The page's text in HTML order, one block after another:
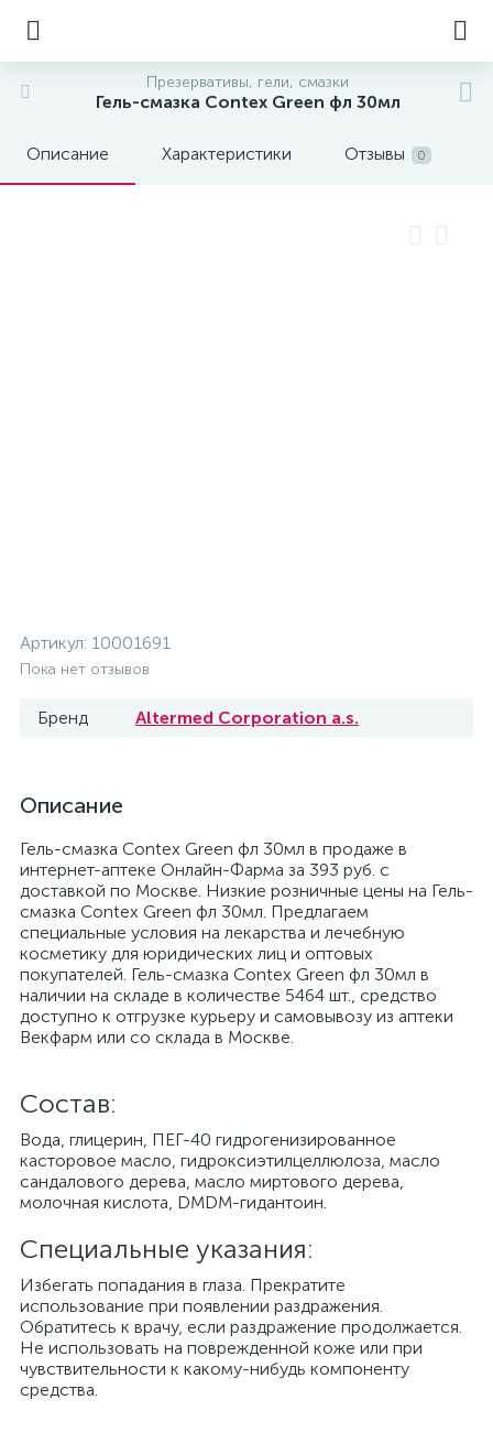
Презервативы, гели, смазки
Гель-смазка Contex Green фл 30мл
Описание Характеристики Отзывы 0
Артикул: 10001691
Пока нет отзывов
Бренд Altermed Corporation a.s.
Описание
Гель-смазка Contex Green фл 30мл в продаже в
интернет-аптеке Онлайн-Фарма за 393 руб. с
доставкой по Москве. Низкие розничные цены на Гель-
смазка Contex Green фл 30мл. Предлагаем
специальные условия на лекарства и лечебную
косметику для юридических лиц и оптовых
покупателей. Гель-смазка Contex Green фл 30мл в
наличии на складе в количестве 5464 шт., средство
доступно к отгрузке курьеру и самовывозу из аптеки
Векфарм или со склада в Москве.
Cостав:
Вода, глицерин, ПЕГ-40 гидрогенизированное
касторовое масло, гидроксиэтилцеллюлоза, масло
сандалового дерева, масло миртового дерева,
молочная кислота, DMDM-гидантоин.
Специальные указания:
Избегать попадания в глаза. Прекратите
использование при появлении раздражения.
Обратитесь к врачу, если раздражение продолжается.
Не использовать на поврежденной коже или при
чувствительности к какому-нибудь компоненту
средства.